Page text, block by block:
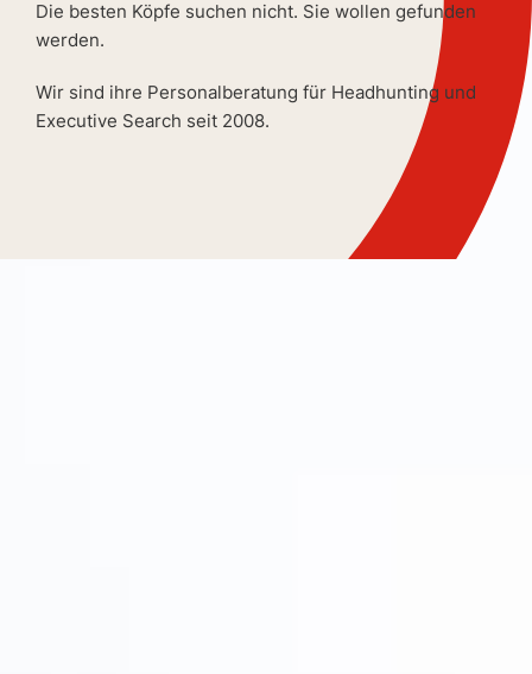
Die besten Köpfe suchen nicht. Sie wollen gefunden
werden.
Wir sind ihre Personalberatung für Headhunting und
Executive Search seit 2008.